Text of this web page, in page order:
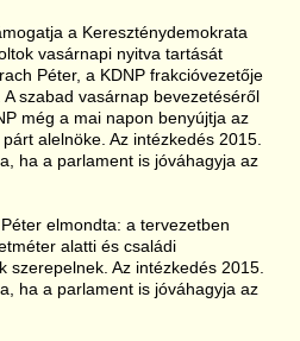
a Kereszténydemokrata
vasárnapi nyitva tartását
Péter, a KDNP frakcióvezetője
szabad vasárnap bevezetéséről
még a mai napon benyújtja az
alelnöke. Az intézkedés 2015.
ha a parlament is jóváhagyja az
elmondta: a tervezetben
alatti és családi
szerepelnek. Az intézkedés 2015.
ha a parlament is jóváhagyja az